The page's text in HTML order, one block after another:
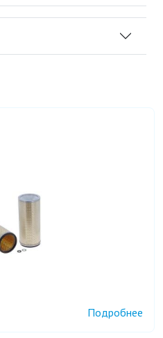
Подробнее